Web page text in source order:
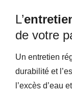
L’
de votre
Un entretien
durabilité et
l’excès d’eau